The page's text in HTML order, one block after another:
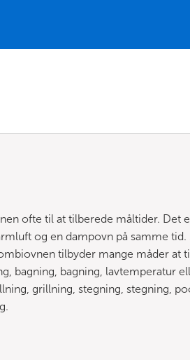
ofte til at tilberede måltider. Det
og en dampovn på samme
tilbyder mange måder at
bagning, bagning, lavtemperatur
grillning, stegning, stegning,